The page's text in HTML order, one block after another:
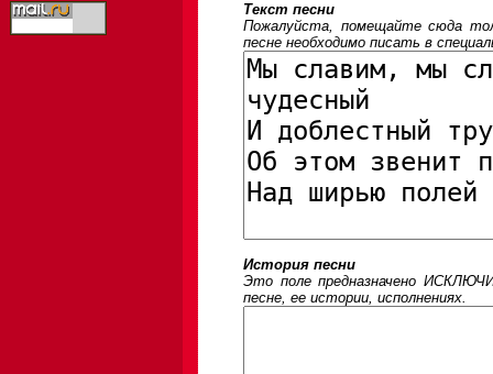
Текст песни
Пожалуйста, помещайте сюда
песне необходимо писать в
История песни
Это поле предназначено
песне, ее истории, исполнениях.